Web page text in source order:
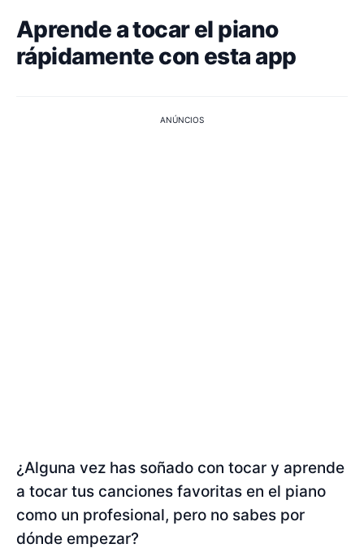
Aprende a tocar el piano
rápidamente con esta app
ANÚNCIOS
¿Alguna vez has soñado con tocar y aprende
a tocar tus canciones favoritas en el piano
como un profesional, pero no sabes por
dónde empezar?